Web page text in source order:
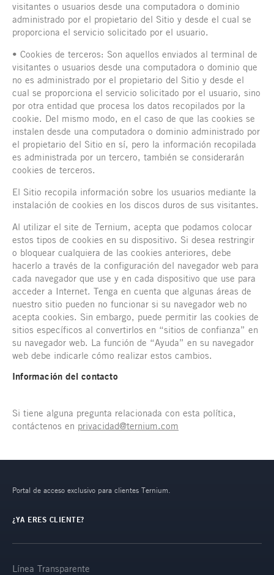
visitantes o usuarios desde una computadora o dominio
administrado por el propietario del Sitio y desde el cual se
proporciona el servicio solicitado por el usuario.
• Cookies de terceros: Son aquellos enviados al terminal de
visitantes o usuarios desde una computadora o dominio que
no es administrado por el propietario del Sitio y desde el
cual se proporciona el servicio solicitado por el usuario, sino
por otra entidad que procesa los datos recopilados por la
cookie. Del mismo modo, en el caso de que las cookies se
instalen desde una computadora o dominio administrado por
el propietario del Sitio en sí, pero la información recopilada
es administrada por un tercero, también se considerarán
cookies de terceros.
El Sitio recopila información sobre los usuarios mediante la
instalación de cookies en los discos duros de sus visitantes.
Al utilizar el site de Ternium, acepta que podamos colocar
estos tipos de cookies en su dispositivo. Si desea restringir
o bloquear cualquiera de las cookies anteriores, debe
hacerlo a través de la configuración del navegador web para
cada navegador que use y en cada dispositivo que use para
acceder a Internet. Tenga en cuenta que algunas áreas de
nuestro sitio pueden no funcionar si su navegador web no
acepta cookies. Sin embargo, puede permitir las cookies de
sitios específicos al convertirlos en “sitios de confianza” en
su navegador web. La función de “Ayuda” en su navegador
web debe indicarle cómo realizar estos cambios.
Información del contacto
Si tiene alguna pregunta relacionada con esta política,
contáctenos en privacidad@ternium.com
Portal de acceso exclusivo para clientes Ternium.
¿YA ERES CLIENTE?
Línea Transparente